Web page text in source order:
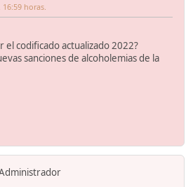
horas.
codificado actualizado 2022?
sanciones de alcoholemias de la